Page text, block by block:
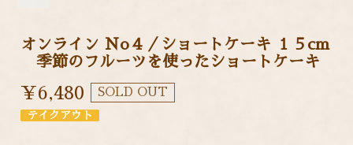
オンライン Ｎo４／ショートケーキ １５cm
季節のフルーツを使ったショートケーキ
¥6,480 SOLD OUT
テイクアウト